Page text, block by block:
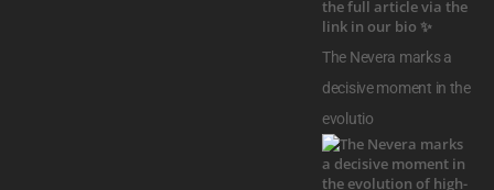
The Nevera marks a
decisive moment in the
evolutio